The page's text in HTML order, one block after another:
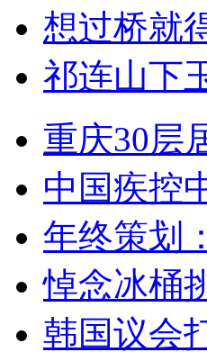
想过桥就
祁连山下
重庆30层
中国疾控
年终策划
悼念冰桶
韩国议会